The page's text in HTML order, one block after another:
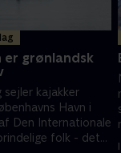
er grønlandsk
sejler kajakker
Havn i
Den Internationale
folk - det